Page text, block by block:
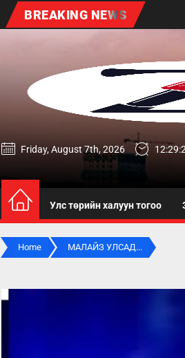
BREAKING NEWS
zereg.mn
Friday, August 7th, 2026
Улс төрийн халуун тогоо
Home МАЛАЙЗ УЛСАД...